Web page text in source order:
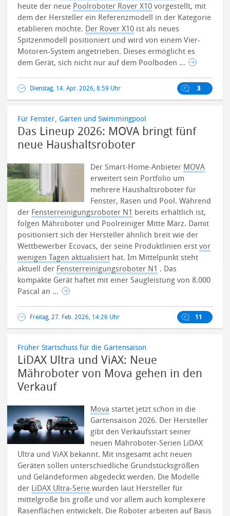
heute der neue Poolroboter Rover X10 vorgestellt, mit
dem der Hersteller ein Referenzmodell in der Kategorie
etablieren möchte. Der Rover X10 ist als neues
Spitzenmodell positioniert und wird von einem Vier-
Motoren-System angetrieben. Dieses ermöglicht es
dem Gerät, sich nicht nur auf dem Poolboden ...
Dienstag, 14. Apr. 2026, 8:59 Uhr 3
Für Fenster, Garten und Swimmingpool
Das Lineup 2026: MOVA bringt fünf
neue Haushaltsroboter
Der Smart-Home-Anbieter MOVA
erweitert sein Portfolio um
mehrere Haushaltsroboter für
Fenster, Rasen und Pool. Während
der Fensterreinigungsroboter N1 bereits erhältlich ist,
folgen Mähroboter und Poolreiniger Mitte März. Damit
positioniert sich der Hersteller ähnlich breit wie der
Wettbewerber Ecovacs, der seine Produktlinien erstvor
wenigen Tagen aktualisiert hat. Im Mittelpunkt steht
aktuell der Fensterreinigungsroboter N1 . Das
kompakte Gerät haftet mit einer Saugleistung von 8.000
Pascal an ...
Freitag, 27. Feb. 2026, 14:26 Uhr 11
Früher Startschuss für die Gartensaison
LiDAX Ultra und ViAX: Neue
Mähroboter von Mova gehen in den
Verkauf
Mova startet jetzt schon in die
Gartensaison 2026. Der Hersteller
gibt den Verkaufsstart seiner
neuen Mähroboter-Serien LiDAX
Ultra und ViAX bekannt. Mit insgesamt acht neuen
Geräten sollen unterschiedliche Grundstücksgrößen
und Geländeformen abgedeckt werden. Die Modelle
der LiDAX Ultra-Serie wurden laut Hersteller für
mittelgroße bis große und vor allem auch komplexere
Rasenflächen entwickelt. Die Roboter arbeiten auf Basis